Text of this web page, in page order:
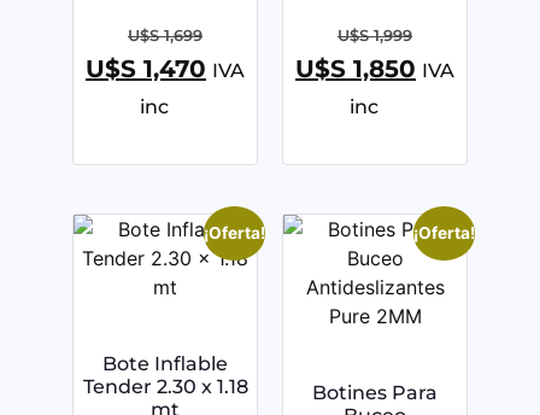
U$S1,699
U$S 1,470 IVA
inc
U$S1,999
U$S 1,850 IVA
inc
¡Oferta!
Bote Inflable
Tender 2.30 x 1.18
mt
¡Oferta!
Botines Para